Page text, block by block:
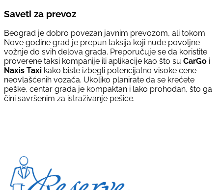
Saveti za prevoz
Beograd je dobro povezan javnim prevozom, ali tokom
Nove godine grad je prepun taksija koji nude povoljne
vožnje do svih delova grada. Preporučuje se da koristite
proverene taksi kompanije ili aplikacije kao što su CarGo i
Naxis Taxi kako biste izbegli potencijalno visoke cene
neovlašćenih vozača. Ukoliko planirate da se krećete
peške, centar grada je kompaktan i lako prohodan, što ga
čini savršenim za istraživanje pešice.